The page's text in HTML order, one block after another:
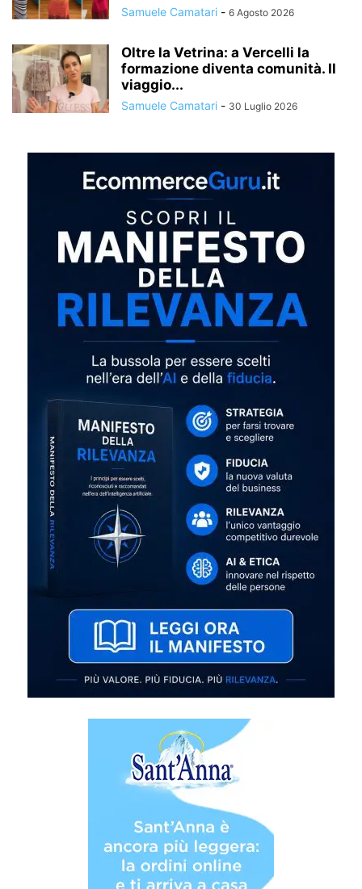
Samuele Camatari - 6 Agosto 2026
Oltre la Vetrina: a Vercelli la
formazione diventa comunità. Il
viaggio...
Samuele Camatari - 30 Luglio 2026